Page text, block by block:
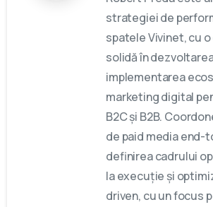
strategiei de
spatele Vivinet, cu
solidă în
implementarea
marketing digital
B2C și B2B.
de paid media end-
definirea cadrului
la execuție și
driven, cu un focus